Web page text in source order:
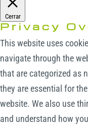
Cerrar
Privacy
This website uses
navigate through the
that are categorized as
they are essential for
website. We also use
and understand how